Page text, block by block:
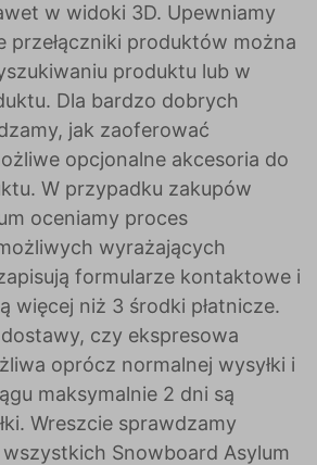
w widoki 3D. Upewniamy
przełączniki produktów można
produktu lub w
Dla bardzo dobrych
jak zaoferować
opcjonalne akcesoria do
W przypadku zakupów
oceniamy proces
wyrażających
formularze kontaktowe i
więcej niż 3 środki płatnicze.
czy ekspresowa
oprócz normalnej wysyłki i
maksymalnie 2 dni są
Wreszcie sprawdzamy
Snowboard Asylum